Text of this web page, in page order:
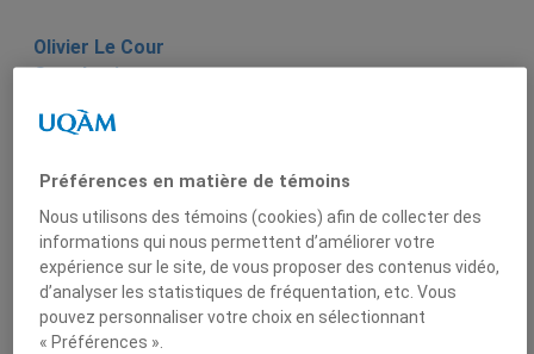
Olivier Le Cour
Grandmaison
Produit par
Centre de
recherche en
immigration,
Préférences en matière de témoins
Nous utilisons des témoins (cookies) afin de collecter des
informations qui nous permettent d’améliorer votre
expérience sur le site, de vous proposer des contenus vidéo,
d’analyser les statistiques de fréquentation, etc. Vous
pouvez personnaliser votre choix en sélectionnant
« Préférences ».